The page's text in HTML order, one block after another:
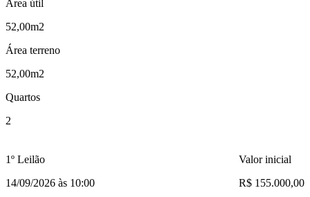
Área útil
52,00m2
Área terreno
52,00m2
Quartos
2
1º Leilão
14/09/2026 às 10:00
Valor inicial
R$ 155.000,00